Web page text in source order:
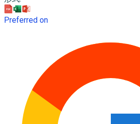
Preferred on